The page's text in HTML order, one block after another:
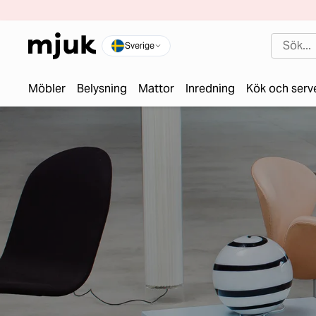
Sverige
Möbler Belysning Mattor Inredning Kök och